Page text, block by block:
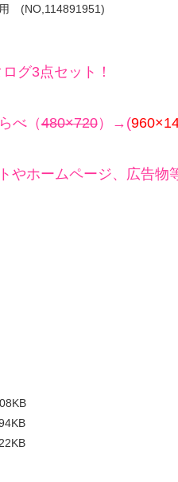
(NO,114891951)
グ3点セット！
べ（480×720）→(
やホームページ、広告物